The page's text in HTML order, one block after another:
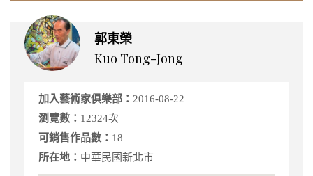
郭東榮
Kuo Tong-Jong
加入藝術家俱樂部： 2016-08-22
瀏覽數： 12324次
可銷售作品數： 18
所在地： 中華民國新北市